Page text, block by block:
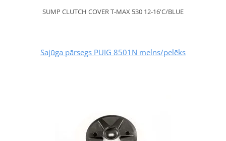
SUMP CLUTCH COVER T-MAX 530 12-16'C/BLUE
Sajūga pārsegs PUIG 8501N melns/pelēks